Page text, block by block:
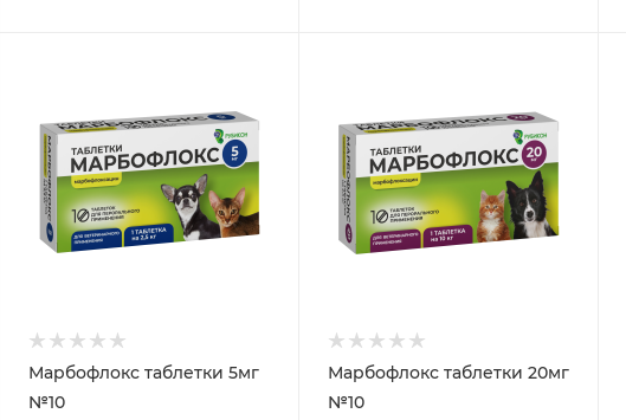
Марбофлокс таблетки 5мг
№10
Марбофлокс таблетки 20мг
№10